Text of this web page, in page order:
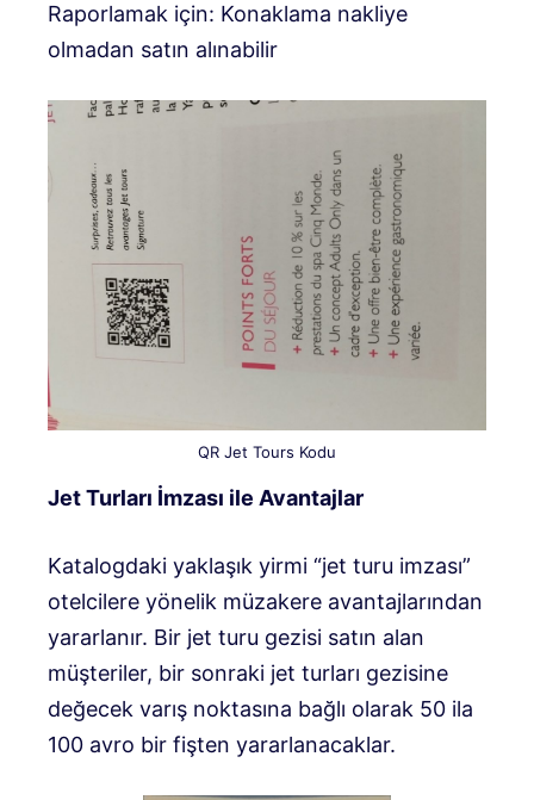
Raporlamak için: Konaklama nakliye
olmadan satın alınabilir
QR Jet Tours Kodu
Jet Turları İmzası ile Avantajlar
Katalogdaki yaklaşık yirmi “jet turu imzası”
otelcilere yönelik müzakere avantajlarından
yararlanır. Bir jet turu gezisi satın alan
müşteriler, bir sonraki jet turları gezisine
değecek varış noktasına bağlı olarak 50 ila
100 avro bir fişten yararlanacaklar.